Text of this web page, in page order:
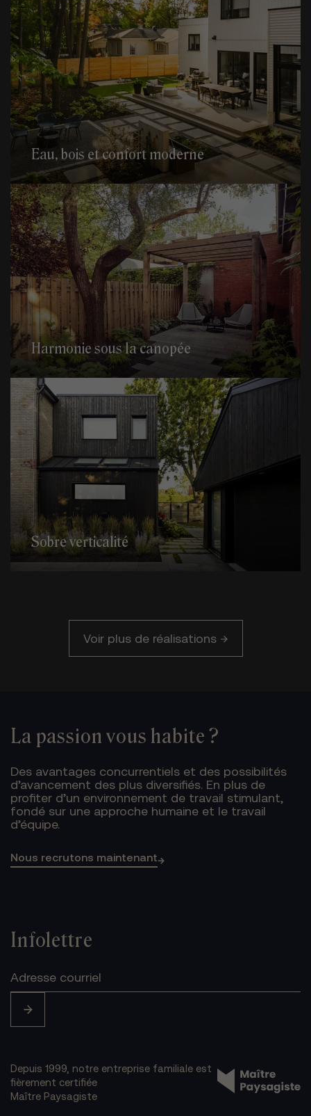
Eau, bois et confort moderne
Harmonie sous la canopée
Sobre verticalité
Voir plus de réalisations →
La passion vous habite ?
Des avantages concurrentiels et des possibilités
d’avancement des plus diversifiés. En plus de
profiter d’un environnement de travail stimulant,
fondé sur une approche humaine et le travail
d’équipe.
Nous recrutons maintenant→
Infolettre
Depuis 1999, notre entreprise familiale est
fièrement certifiée
Maître Paysagiste